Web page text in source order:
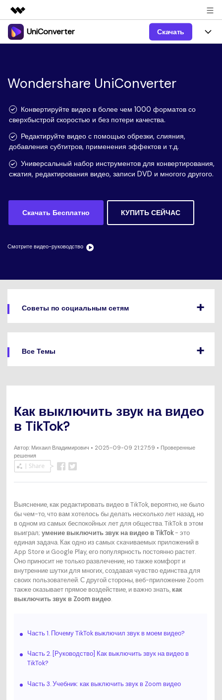
Рекомендуемые продукты
Решения
О нас
Новости
Покупка
UniConverter Скачать
Windows
Mac
UniConverter для Mac
Функции
AI функции
Больше инструментов
Руководство
Блог
Пользователи Социальных Сетей
Фотография
ВидеоурокиПосмотрите видеоурок и узнайте, как использовать
Поддержка
UniConverter.
устройств и графических процессоров.
search
Wondershare UniConverter
Конвертируйте видео в более чем 1000 форматов со
сверхбыстрой скоростью и без потери качества.
Редактируйте видео с помощью обрезки, слияния,
добавления субтитров, применения эффектов и т.д.
Универсальный набор инструментов для конвертирования,
сжатия, редактирования видео, записи DVD и многого другого.
Скачать Бесплатно КУПИТЬ СЕЙЧАС
Смотрите видео-руководство
Советы по социальным сетям
Все Темы
Как выключить звук на видео
в TikTok?
Автор:Михаил Владимирович • 2025-09-09 21:27:59 • Проверенные
решения
Выяснение, как редактировать видео в TikTok, вероятно, не было
бы чем-то, что вам хотелось бы делать несколько лет назад, но
в одном из самых беспокойных лет для общества. TikTok в этом
выиграл; умение выключить звук на видео в TikTok- это
единая задача. Как одно из самых скачиваемых приложений в
App Store и Google Play, его популярность постоянно растет.
Оно приносит не только развлечение, но также комфорт и
внутренние шутки для многих, создавая чувство единства для
своих пользователей. С другой стороны, веб-приложение Zoom
также оказывает прямое воздействие, и важно знать, как
выключить звук в Zoom видео.
Часть 1. Почему TikTok выключил звук в моем видео?
Часть 2. [Руководство] Как выключить звук на видео в
TikTok?
Часть 3. Учебник: как выключить звук в Zoom видео